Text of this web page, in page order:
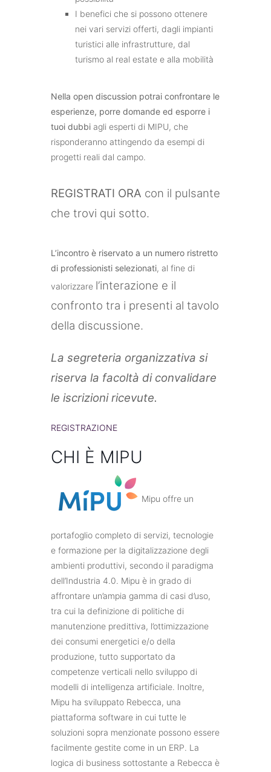
I benefici che si possono ottenere
nei vari servizi offerti, dagli impianti
turistici alle infrastrutture, dal
turismo al real estate e alla mobilità
Nella open discussion potrai confrontare le
esperienze, porre domande ed esporre i
tuoi dubbi agli esperti di MIPU, che
risponderanno attingendo da esempi di
progetti reali dal campo.
REGISTRATI ORA con il pulsante
che trovi qui sotto.
L’incontro è riservato a un numero ristretto
di professionisti selezionati, al fine di
valorizzare l’interazione e il
confronto tra i presenti al tavolo
della discussione.
La segreteria organizzativa si
riserva la facoltà di convalidare
le iscrizioni ricevute.
REGISTRAZIONE
CHI È MIPU
Mipu offre un
portafoglio completo di servizi, tecnologie
e formazione per la digitalizzazione degli
ambienti produttivi, secondo il paradigma
dell’Industria 4.0. Mipu è in grado di
affrontare un’ampia gamma di casi d’uso,
tra cui la definizione di politiche di
manutenzione predittiva, l’ottimizzazione
dei consumi energetici e/o della
produzione, tutto supportato da
competenze verticali nello sviluppo di
modelli di intelligenza artificiale. Inoltre,
Mipu ha sviluppato Rebecca, una
piattaforma software in cui tutte le
soluzioni sopra menzionate possono essere
facilmente gestite come in un ERP. La
logica di business sottostante a Rebecca è